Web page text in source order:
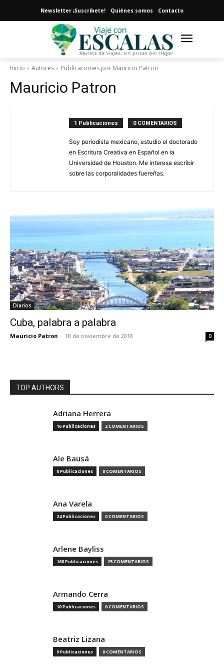
Newsletter ¡Suscríbete! Quiénes somos Contacto
Inicio Autores Publicaciones por Mauricio Patron
Mauricio Patron
1 Publicaciones 0 COMENTARIOS
Soy periodista mexicano, estudio el doctorado
en Escritura Creativa en Español en la
Universidad de Houston. Me interesa escribir
sobre las corporalidades fuereñas.
Diarios
Cuba, palabra a palabra
Mauricio Patron - 18 de noviembre de 2018 0
TOP AUTHORS
Adriana Herrera
16 Publicaciones 2 COMENTARIOS
Ale Bausá
0 Publicaciones 0 COMENTARIOS
Ana Varela
24 Publicaciones 0 COMENTARIOS
Arlene Bayliss
168 Publicaciones 25 COMENTARIOS
Armando Cerra
10 Publicaciones 0 COMENTARIOS
Beatriz Lizana
9 Publicaciones 0 COMENTARIOS